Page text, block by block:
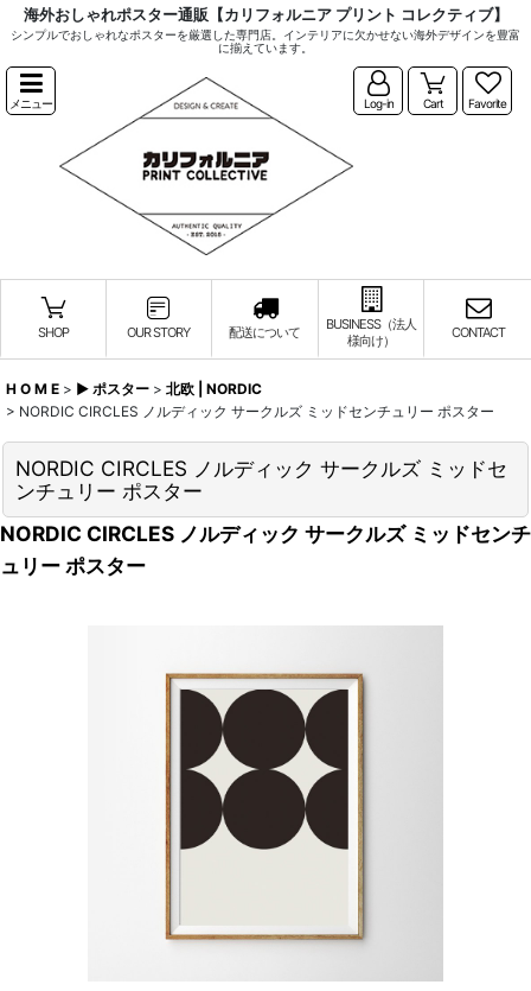
海外おしゃれポスター通販【カリフォルニア プリント コレクティブ】
シンプルでおしゃれなポスターを厳選した専門店。インテリアに欠かせない海外デザインを豊富
に揃えています。
メニュー Log-in Cart Favorite
SHOP OUR STORY 配送について
BUSINESS（法人
様向け）
CONTACT
H O M E > ▶︎ ポスター > 北欧 | NORDIC
> NORDIC CIRCLES ノルディック サークルズ ミッドセンチュリー ポスター
NORDIC CIRCLES ノルディック サークルズ ミッドセ
ンチュリー ポスター
NORDIC CIRCLES ノルディック サークルズ ミッドセンチ
ュリー ポスター